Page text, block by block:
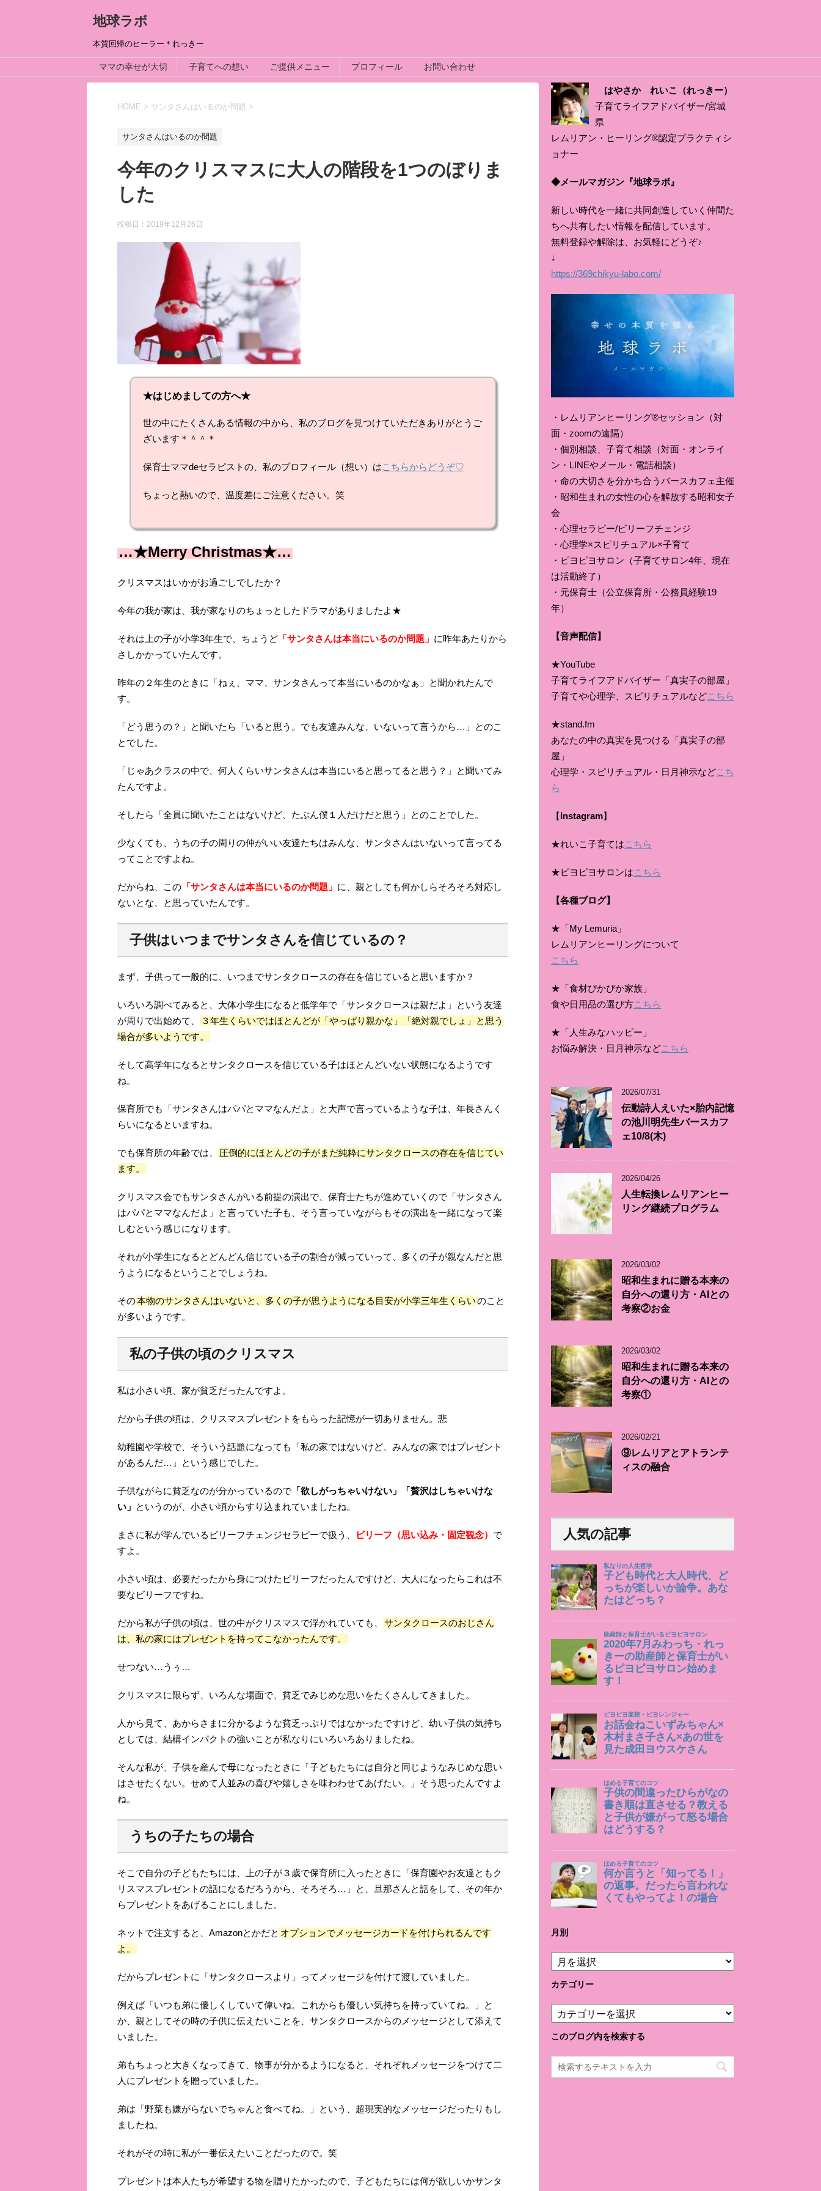
地球ラボ
本質回帰のヒーラー＊れっきー
ママの幸せが大切 子育てへの想い ご提供メニュー プロフィール お問い合わせ
HOME > サンタさんはいるのか問題 >
サンタさんはいるのか問題
今年のクリスマスに大人の階段を1つのぼりま
した
投稿日： 2019年12月26日
★はじめましての方へ★
世の中にたくさんある情報の中から、私のブログを見つけていただきありがとうご
ざいます＊＾＾＊
保育士ママdeセラピストの、私のプロフィール（想い）はこちらからどうぞ♡
ちょっと熱いので、温度差にご注意ください。笑
…★Merry Christmas★…
クリスマスはいかがお過ごしでしたか？
今年の我が家は、我が家なりのちょっとしたドラマがありましたよ★
それは上の子が小学3年生で、ちょうど 「サンタさんは本当にいるのか問題」 に昨年あたりから
さしかかっていたんです。
昨年の２年生のときに「ねぇ、ママ、サンタさんって本当にいるのかなぁ」と聞かれたんで
す。
「どう思うの？」と聞いたら「いると思う。でも友達みんな、いないって言うから…」とのこ
とでした。
「じゃあクラスの中で、何人くらいサンタさんは本当にいると思ってると思う？」と聞いてみ
たんですよ。
そしたら「全員に聞いたことはないけど、たぶん僕１人だけだと思う」とのことでした。
少なくても、うちの子の周りの仲がいい友達たちはみんな、サンタさんはいないって言ってる
ってことですよね。
だからね、この 「サンタさんは本当にいるのか問題」 に、親としても何かしらそろそろ対応し
ないとな、と思っていたんです。
子供はいつまでサンタさんを信じているの？
まず、子供って一般的に、いつまでサンタクロースの存在を信じていると思いますか？
いろいろ調べてみると、大体小学生になると低学年で「サンタクロースは親だよ」という友達
が周りで出始めて、
３年生くらいではほとんどが「やっぱり親かな」「絶対親でしょ」と思う
場合が多いようです。
そして高学年になるとサンタクロースを信じている子はほとんどいない状態になるようです
ね。
保育所でも「サンタさんはパパとママなんだよ」と大声で言っているような子は、年長さんく
らいになるといますね。
でも保育所の年齢では、
圧倒的にほとんどの子がまだ純粋にサンタクロースの存在を信じてい
ます。
クリスマス会でもサンタさんがいる前提の演出で、保育士たちが進めていくので「サンタさん
はパパとママなんだよ」と言っていた子も、そう言っていながらもその演出を一緒になって楽
しむという感じになります。
それが小学生になるとどんどん信じている子の割合が減っていって、多くの子が親なんだと思
うようになるということでしょうね。
その本物のサンタさんはいないと、多くの子が思うようになる目安が小学三年生くらいのこと
が多いようです。
私の子供の頃のクリスマス
私は小さい頃、家が貧乏だったんですよ。
だから子供の頃は、クリスマスプレゼントをもらった記憶が一切ありません。悲
幼稚園や学校で、そういう話題になっても「私の家ではないけど、みんなの家ではプレゼント
があるんだ…」という感じでした。
子供ながらに貧乏なのが分かっているので 「欲しがっちゃいけない」「贅沢はしちゃいけな
い」 というのが、小さい頃からすり込まれていましたね。
まさに私が学んでいるビリーフチェンジセラピーで扱う、 ビリーフ（思い込み・固定観念） で
すよ。
小さい頃は、必要だったから身につけたビリーフだったんですけど、大人になったらこれは不
要なビリーフですね。
だから私が子供の頃は、世の中がクリスマスで浮かれていても、
サンタクロースのおじさん
は、私の家にはプレゼントを持ってこなかったんです。
せつない…うぅ…
クリスマスに限らず、いろんな場面で、貧乏でみじめな思いをたくさんしてきました。
人から見て、あからさまに分かるような貧乏っぷりではなかったですけど、幼い子供の気持ち
としては、結構インパクトの強いことが私なりにいろいろありましたね。
そんな私が、子供を産んで母になったときに「子どもたちには自分と同じようなみじめな思い
はさせたくない。せめて人並みの喜びや嬉しさを味わわせてあげたい。」そう思ったんですよ
ね。
うちの子たちの場合
そこで自分の子どもたちには、上の子が３歳で保育所に入ったときに「保育園やお友達ともク
リスマスプレゼントの話になるだろうから、そろそろ…」と、旦那さんと話をして、その年か
らプレゼントをあげることにしました。
ネットで注文すると、Amazonとかだと オプションでメッセージカードを付けられるんです
よ。
だからプレゼントに「サンタクロースより」ってメッセージを付けて渡していました。
例えば「いつも弟に優しくしていて偉いね。これからも優しい気持ちを持っていてね。」と
か、親としてその時の子供に伝えたいことを、サンタクロースからのメッセージとして添えて
いました。
弟もちょっと大きくなってきて、物事が分かるようになると、それぞれメッセージをつけて二
人にプレゼントを贈っていました。
弟は「野菜も嫌がらないでちゃんと食べてね。」という、超現実的なメッセージだったりもし
ましたね。
それがその時に私が一番伝えたいことだったので。笑
プレゼントは本人たちが希望する物を贈りたかったので、子どもたちには何が欲しいかサンタ
はやさか れいこ（れっきー）
子育てライフアドバイザー/宮城
県
レムリアン・ヒーリング®認定プラクティシ
ョナー
◆メールマガジン『地球ラボ』
新しい時代を一緒に共同創造していく仲間た
ちへ共有したい情報を配信しています。
無料登録や解除は、お気軽にどうぞ♪
↓
https://369chikyu-labo.com/
・レムリアンヒーリング®セッション（対
面・zoomの遠隔）
・個別相談、子育て相談（対面・オンライ
ン・LINEやメール・電話相談）
・命の大切さを分かち合うバースカフェ主催
・昭和生まれの女性の心を解放する昭和女子
会
・心理セラピー/ビリーフチェンジ
・心理学×スピリチュアル×子育て
・ピヨピヨサロン（子育てサロン4年、現在
は活動終了）
・元保育士（公立保育所・公務員経験19
年）
【音声配信】
★YouTube
子育てライフアドバイザー「真実子の部屋」
子育てや心理学、スピリチュアルなどこちら
★stand.fm
あなたの中の真実を見つける「真実子の部
屋」
心理学・スピリチュアル・日月神示などこち
ら
【Instagram】
★れいこ子育てはこちら
★ピヨピヨサロンはこちら
【各種ブログ】
★「My Lemuria」
レムリアンヒーリングについて
こちら
★「食材ぴかぴか家族」
食や日用品の選び方こちら
★「人生みなハッピー」
お悩み解決・日月神示などこちら
2026/07/31
伝動詩人えいた×胎内記憶
の池川明先生バースカフ
ェ10/8(木)
2026/04/26
人生転換レムリアンヒー
リング継続プログラム
2026/03/02
昭和生まれに贈る本来の
自分への還り方・AIとの
考察②お金
2026/03/02
昭和生まれに贈る本来の
自分への還り方・AIとの
考察①
2026/02/21
⑨レムリアとアトランテ
ィスの融合
人気の記事
月別
月
別
カテゴリー
テ
ゴ
ー
このブログ内を検索する